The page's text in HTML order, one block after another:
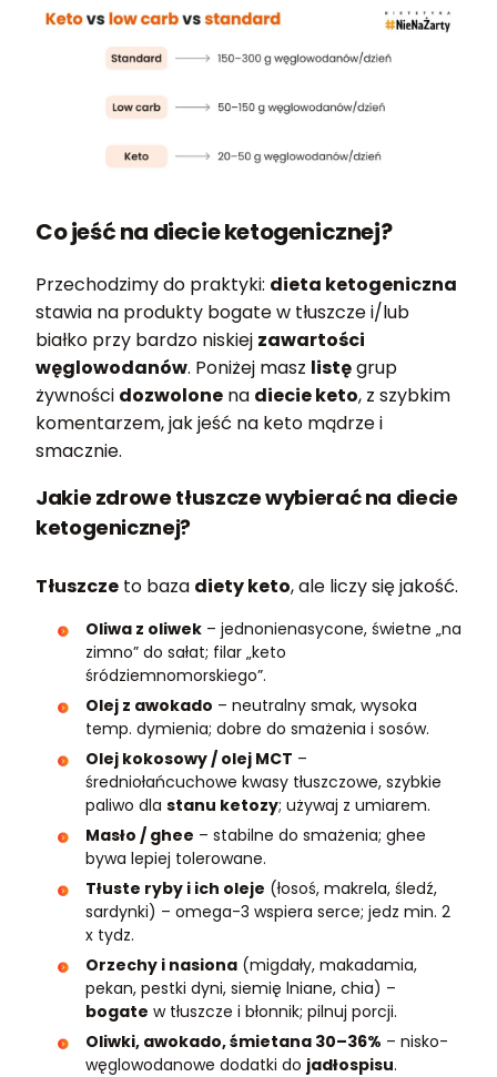
Co jeść na diecie ketogenicznej?
Przechodzimy do praktyki: dieta ketogeniczna
stawia na produkty bogate w tłuszcze i/lub
białko przy bardzo niskiej zawartości
węglowodanów. Poniżej masz listęgrup
żywności dozwolone na diecie keto, z szybkim
komentarzem, jak jeść na keto mądrze i
smacznie.
Jakie zdrowe tłuszcze wybierać na diecie
ketogenicznej?
Tłuszcze to baza diety keto, ale liczy się jakość.
Oliwa z oliwek – jednonienasycone, świetne „na
zimno” do sałat; filar „keto
śródziemnomorskiego”.
Olej z awokado – neutralny smak, wysoka
temp. dymienia; dobre do smażenia i sosów.
Olej kokosowy / olej MCT –
średniołańcuchowe kwasy tłuszczowe, szybkie
paliwo dla stanu ketozy; używaj z umiarem.
Masło / ghee – stabilne do smażenia; ghee
bywa lepiej tolerowane.
Tłuste ryby i ich oleje (łosoś, makrela, śledź,
sardynki) – omega-3 wspiera serce; jedz min. 2
x tydz.
Orzechy i nasiona (migdały, makadamia,
pekan, pestki dyni, siemię lniane, chia) –
bogate w tłuszcze i błonnik; pilnuj porcji.
Oliwki, awokado, śmietana 30–36% – nisko-
węglowodanowe dodatki do jadłospisu.